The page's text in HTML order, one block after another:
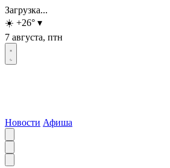
Загрузка...
☀️ +26° ▾
7 августа, птн
Новости Афиша